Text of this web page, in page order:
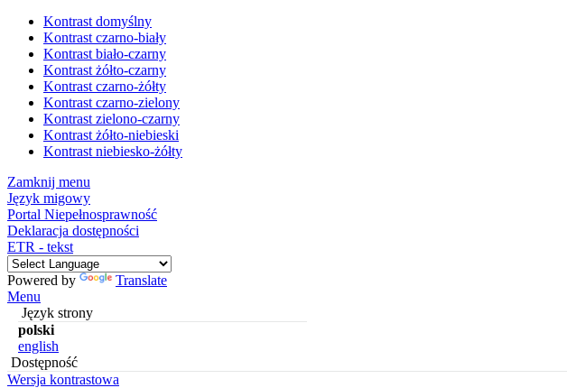
Kontrast domyślny
Kontrast czarno-biały
Kontrast biało-czarny
Kontrast żółto-czarny
Kontrast czarno-żółty
Kontrast czarno-zielony
Kontrast zielono-czarny
Kontrast żółto-niebieski
Kontrast niebiesko-żółty
Zamknij menu
Język migowy
Portal Niepełnosprawność
Deklaracja dostępności
ETR - tekst
Powered by
Translate
Menu
Język strony
polski
english
Dostępność
Wersja kontrastowa